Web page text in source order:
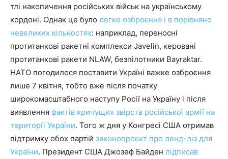
тлі накопичення російських військ на українському
кордоні. Однак це було легке озброєння і в порівняно
невеликих кількостях: наприклад, переносні
протитанкові ракетні комплекси Javelin, керовані
протитанкові ракети NLAW, безпілотники Bayraktar.
НАТО погодилося поставити Україні важке озброєння
лише 7 квітня, тобто вже після початку
широкомасштабного наступу Росії на Україну і після
виявлення фактів кричущих звірств російської армії на
території України. Того ж дня у Конгресі США отримав
підтримку обох партій законопроєкт про ленд-ліз для
України. Президент США Джозеф Байден підписав